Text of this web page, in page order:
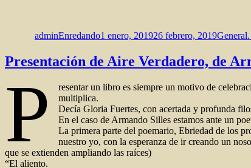
adminEnredando1 enero, 201926 febrero, 2019
Presentación de Aire Verdadero, de
P
resentar un libro es siempre un motivo de
multiplica.
Decía Gloria Fuertes, con acertada y profunda
En el caso de Armando Silles estamos ante un
La primera parte del poemario, Ebriedad de los
nuestro yo, con la esperanza de ir creando un
que se extienden ampliando las raíces)
“El aliento.